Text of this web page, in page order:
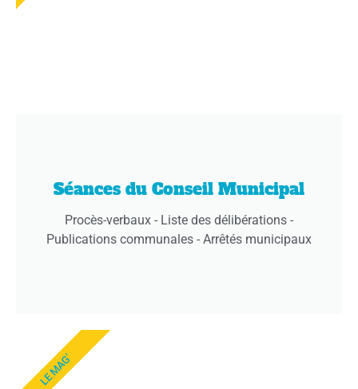
Séances du Conseil Municipal
Procès-verbaux - Liste des délibérations -
Publications communales - Arrêtés municipaux
LE MAG'